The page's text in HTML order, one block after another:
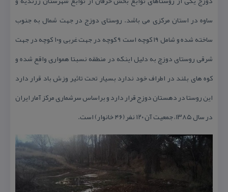
ساوه در استان مركزی می باشد. روستای دوزج در جهت شمال به جنوب
ساخته شده و شامل ۱۹ كوچه است ۹ كوچه در جهت غربی و۱۰ كوچه در جهت
شرقی روستای دوزچ به دلیل اینكه در منطقه نسبتا همواری واقع شده و
كوه های بلند در اطراف خود ندارد بسیار تحت تاثیر وزش باد قرار دارد
این روستا در دهستان دوزج قرار دارد و براساس سرشماری مركز آمار ایران
در سال ۱۳۸۵، جمعیت آن ۱۲۰ نفر (۴۶ خانوار) است.